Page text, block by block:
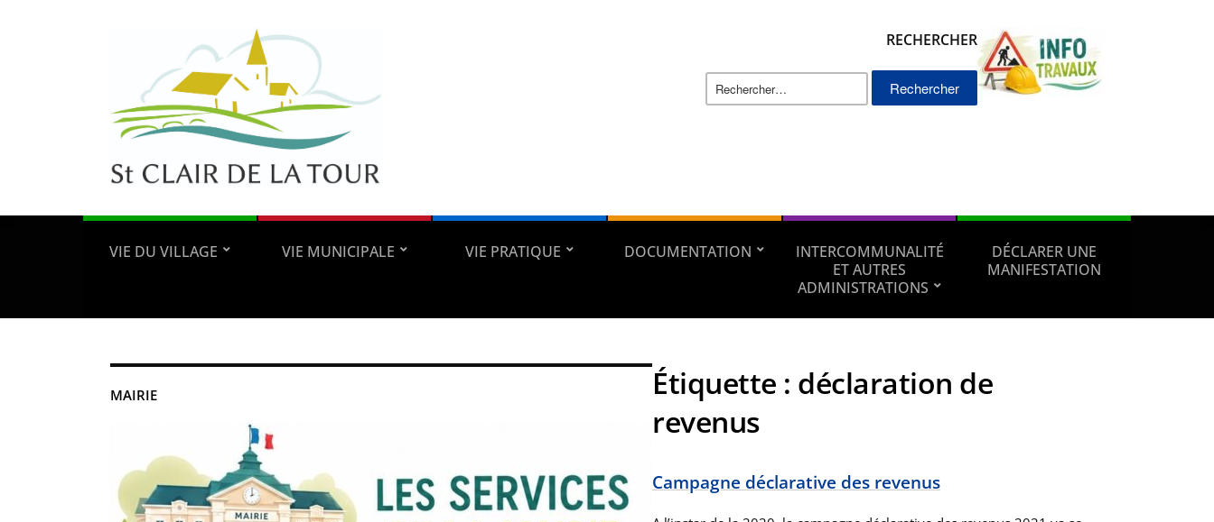
RECHERCHER
Rechercher :
VIE DU VILLAGE VIE MUNICIPALE VIE PRATIQUE DOCUMENTATION
INTERCOMMUNALITÉ
ET AUTRES
ADMINISTRATIONS
DÉCLARER UNE
MANIFESTATION
MAIRIE Étiquette : déclaration de
revenus
Campagne déclarative des revenus